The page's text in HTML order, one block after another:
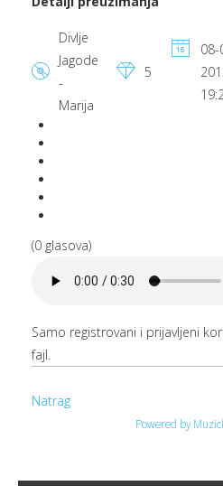
Divlje
Jagode
-
Marija
5
08-
(0 glasova)
Samo registrovani i prijavljeni
fajl.
Natrag
Powered by